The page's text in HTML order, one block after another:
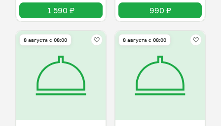
1 590 ₽ 990 ₽
8 августа с 08:00 8 августа с 08:00